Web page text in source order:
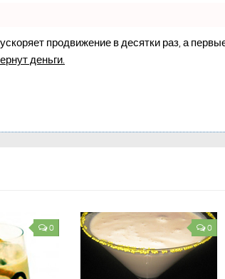
продвижение в десятки раз, а
деньги.
0 0